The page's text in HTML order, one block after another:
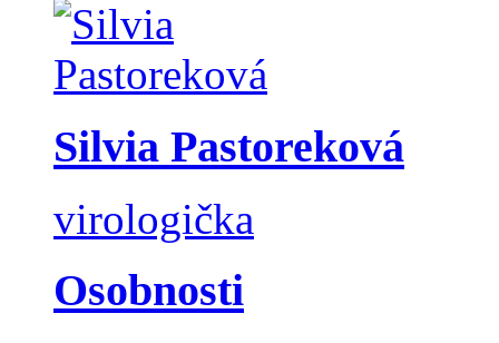
Silvia Pastoreková
virologička
Osobnosti